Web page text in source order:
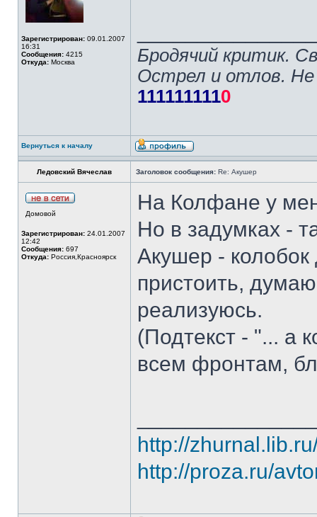
Зарегистрирован: 09.01.2007
16:31
Сообщения: 4215
Откуда: Москва
Бродячий критик.
Острел и отлов. Не
1111111110
Вернуться к началу
Ледовский Вячеслав Заголовок сообщения: Re: Акушер
Домовой
Зарегистрирован: 24.01.2007
12:42
Сообщения: 697
Откуда: Россия,Красноярск
На Колфане у
Но в задумках -
Акушер -
пристоить,
реализуюсь.
(Подтекст - "... а
всем фронтам,
http://
http://proza.ru/